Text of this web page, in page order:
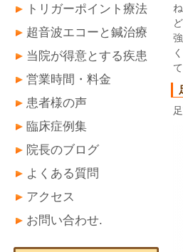
トリガーポイント療法
超音波エコーと鍼治療
当院が得意とする疾患
営業時間・料金
患者様の声
臨床症例集
院長のブログ
よくある質問
アクセス
お問い合わせ.